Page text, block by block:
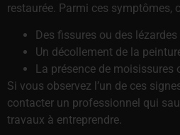
restaurée. Parmi ces symptômes,
Des fissures ou des
Un décollement de la
La présence de moisissures
Si vous observez l’un de ces
contacter un professionnel qui
travaux à entreprendre.